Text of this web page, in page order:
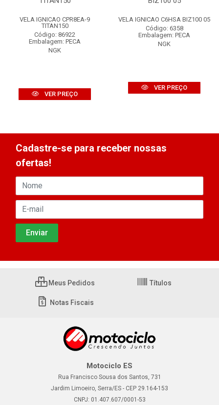
VELA IGNICAO CPR8EA-9
TITAN150
Código: 86922
Embalagem: PECA
NGK
VER PREÇO
VELA IGNICAO C6HSA BIZ100 05
Código: 6358
Embalagem: PECA
NGK
VER PREÇO
Cadastre-se para receber nossas
ofertas!
Meus Pedidos Títulos
Notas Fiscais
Motociclo ES
Rua Francisco Sousa dos Santos, 731
Jardim Limoeiro, Serra/ES - CEP 29.164-153
CNPJ: 01.407.607/0001-53